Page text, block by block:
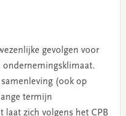
gevolgen voor
ondernemingsklimaat.
(ook op
termijn
laat zich volgens het CPB